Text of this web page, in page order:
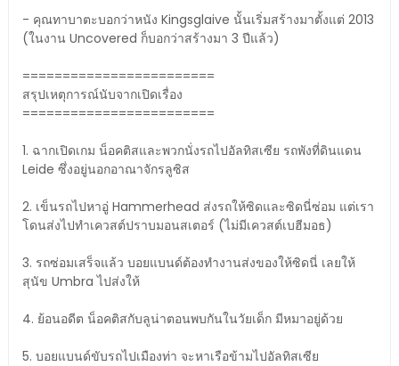
- คุณทาบาตะบอกว่าหนัง Kingsglaive นั้นเริ่มสร้างมาตั้งแต่ 2013
(ในงาน Uncovered ก็บอกว่าสร้างมา 3 ปีแล้ว)
========================
สรุปเหตุการณ์นับจากเปิดเรื่อง
========================
1. ฉากเปิดเกม น็อคติสและพวกนั่งรถไปอัลทิสเซีย รถพังที่ดินแดน
Leide ซึ่งอยู่นอกอาณาจักรลูซิส
2. เข็นรถไปหาอู่ Hammerhead ส่งรถให้ซิดและซิดนี่ซ่อม แต่เรา
โดนส่งไปทำเควสต์ปราบมอนสเตอร์ (ไม่มีเควสต์เบฮีมอธ)
3. รถซ่อมเสร็จแล้ว บอยแบนด์ต้องทำงานส่งของให้ซิดนี่ เลยให้
สุนัข Umbra ไปส่งให้
4. ย้อนอดีต น็อคติสกับลูน่าตอนพบกันในวัยเด็ก มีหมาอยู่ด้วย
5. บอยแบนด์ขับรถไปเมืองท่า จะหาเรือข้ามไปอัลทิสเซีย